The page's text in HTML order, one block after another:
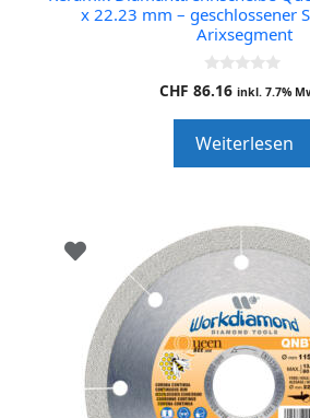
x 22.23 mm – geschlossener
Arixsegment
0
o
o
f
5
CHF 86.16 inkl. 7.7%
Weiterlesen